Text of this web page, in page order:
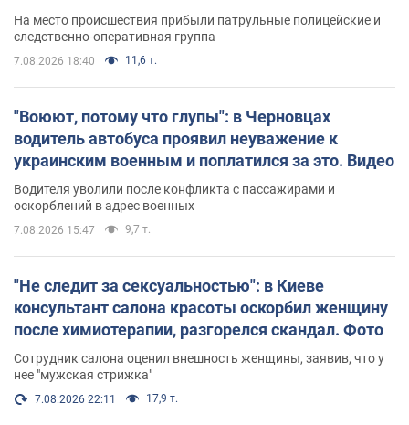
протокол. Видео
На место происшествия прибыли патрульные полицейские и
следственно-оперативная группа
7.08.2026 18:40 11,6 т.
"Воюют, потому что глупы": в Черновцах
водитель автобуса проявил неуважение к
украинским военным и поплатился за это. Видео
Водителя уволили после конфликта с пассажирами и
оскорблений в адрес военных
7.08.2026 15:47 9,7 т.
"Не следит за сексуальностью": в Киеве
консультант салона красоты оскорбил женщину
после химиотерапии, разгорелся скандал. Фото
Сотрудник салона оценил внешность женщины, заявив, что у
нее "мужская стрижка"
7.08.2026 22:11 17,9 т.